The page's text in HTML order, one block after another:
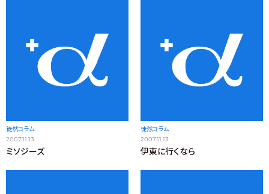
徒然コラム
2007.11.13
ミソジーズ
徒然コラム
2007.11.13
伊東に行くなら